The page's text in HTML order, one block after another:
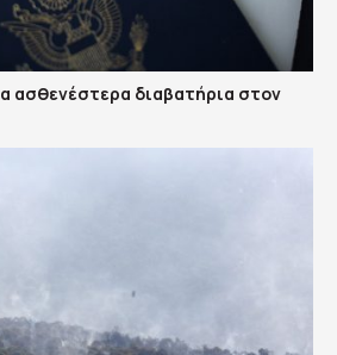
ασθενέστερα διαβατήρια στον